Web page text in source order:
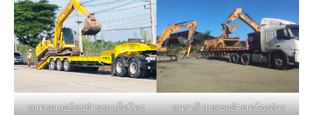
รถเทรลเลอร์ขนย้ายรถแม็คโคร รถหางโรเบสขนย้ายเครื่องจักร